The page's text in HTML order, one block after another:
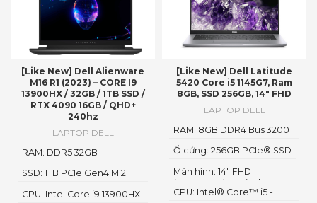
[Like New] Dell Alienware
M16 R1 (2023) – CORE I9
13900HX / 32GB / 1TB SSD /
RTX 4090 16GB / QHD+
240hz
LAPTOP DELL
CPU: Intel Core i9 13900HX
SSD: 1TB PCIe Gen4 M.2
RAM: DDR5 32GB
[Like New] Dell Latitude
5420 Core i5 1145G7, Ram
8GB, SSD 256GB, 14″ FHD
LAPTOP DELL
CPU: Intel® Core™ i5 -
Màn hình: 14" FHD
(1920x1080), Anti-Glare
Ổ cứng: 256GB PCIe® SSD
RAM: 8GB DDR4 Bus 3200